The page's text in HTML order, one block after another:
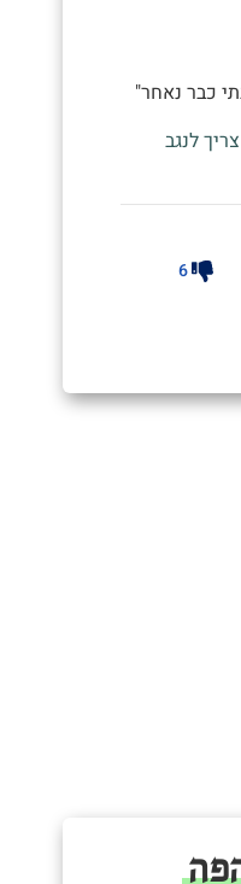
כבר נאחר"
לנגב
6